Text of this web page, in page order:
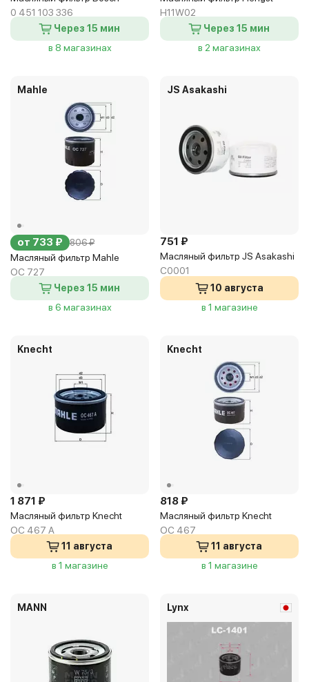
0 451 103 336
Через 15 мин
в 8 магазинах
H11W02
Через 15 мин
в 2 магазинах
Mahle
от 733 ₽ 806 ₽
Масляный фильтр Mahle
OC 727
Через 15 мин
в 6 магазинах
JS Asakashi
751 ₽
Масляный фильтр JS Asakashi
C0001
10 августа
в 1 магазине
Knecht
1 871 ₽
Масляный фильтр Knecht
OC 467 A
11 августа
в 1 магазине
Knecht
818 ₽
Масляный фильтр Knecht
OC 467
11 августа
в 1 магазине
MANN Lynx